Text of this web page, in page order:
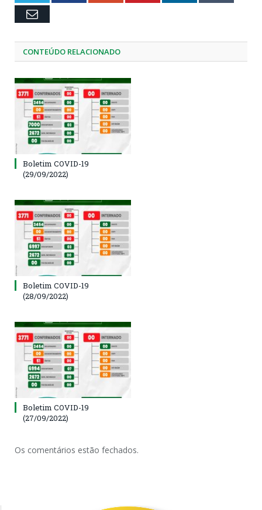
Email
CONTEÚDO RELACIONADO
Boletim COVID-19
(29/09/2022)
Boletim COVID-19
(28/09/2022)
Boletim COVID-19
(27/09/2022)
Os comentários estão fechados.